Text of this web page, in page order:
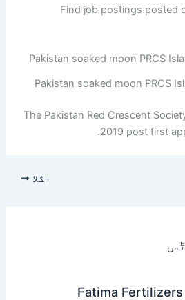
Find job postings posted
Pakistan soaked moon PRCS
The Pakistan Red Crescent
2019 post first
اگلا
Fatima